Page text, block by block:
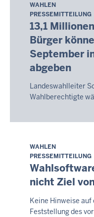
Freitag,
7.
August
2026
-
20:04
WAHLEN
PRESSEMITTEILUNG
13,1
Bürger
September
abgeben
Landeswahlleiter
Wahlberechtigte
Freitag,
7.
August
2026
-
20:10
WAHLEN
PRESSEMITTEILUNG
nicht Ziel
Keine Hinweise
Feststellung des